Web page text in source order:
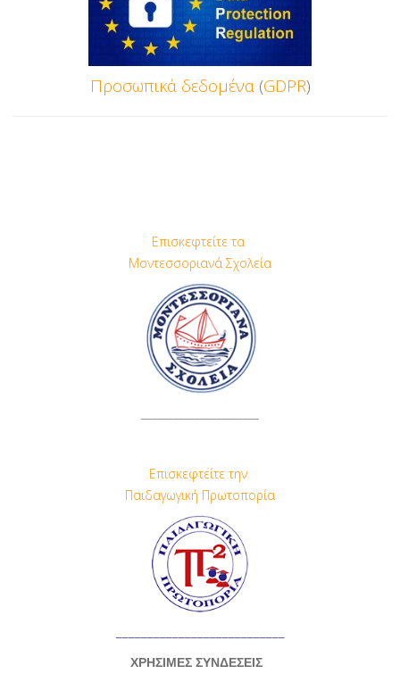
Προσωπικά δεδομένα (GDPR)
Επισκεφτείτε τα
Μοντεσσοριανά Σχολεία
Επισκεφτείτε την
Παιδαγωγική Πρωτοπορία
ΧΡΗΣΙΜΕΣ ΣΥΝΔΕΣΕΙΣ